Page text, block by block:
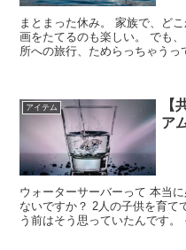
まとまった休み。 家族で、どこかへ出かけるのは楽しい。 旅行の計
画をたてるのも楽しい。 でも、 小さい子供がいるとなかなか遠い場
所への旅行、ためらっちゃうってことない？
アイテム
【
ア
ウォーターサーバーって 本当に必要なんだろうか？ そんな疑問は、
ないですか？ 2人の子供を育てている ぼく、スガハッピーも 実は使